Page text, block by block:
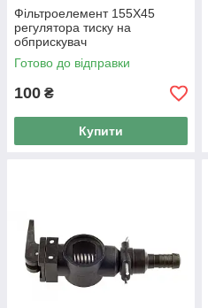
Фільтроелемент 155Х45
регулятора тиску на
обприскувач
Готово до відправки
100 ₴
Купити